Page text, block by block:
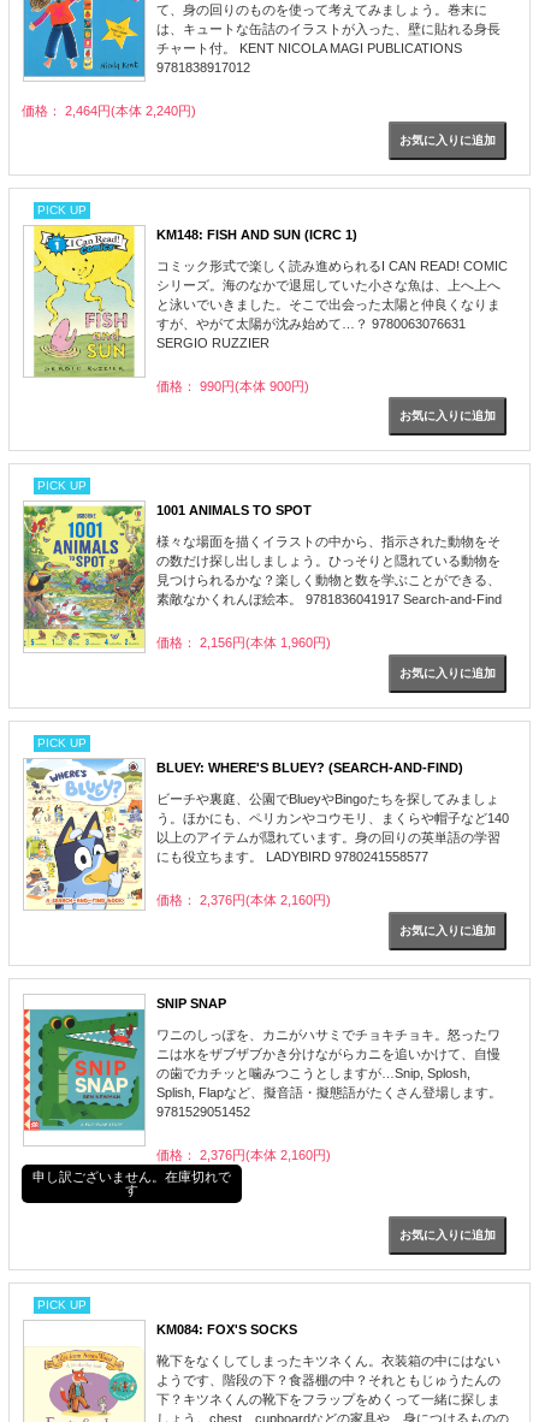
て、身の回りのものを使って考えてみましょう。巻末に
は、キュートな缶詰のイラストが入った、壁に貼れる身長
チャート付。 KENT NICOLA MAGI PUBLICATIONS
9781838917012
価格： 2,464円(本体 2,240円)
PICK UP
KM148: FISH AND SUN (ICRC 1)
コミック形式で楽しく読み進められるI CAN READ! COMIC
シリーズ。海のなかで退屈していた小さな魚は、上へ上へ
と泳いでいきました。そこで出会った太陽と仲良くなりま
すが、やがて太陽が沈み始めて…？ 9780063076631
SERGIO RUZZIER
価格： 990円(本体 900円)
PICK UP
1001 ANIMALS TO SPOT
様々な場面を描くイラストの中から、指示された動物をそ
の数だけ探し出しましょう。ひっそりと隠れている動物を
見つけられるかな？楽しく動物と数を学ぶことができる、
素敵なかくれんぼ絵本。 9781836041917 Search-and-Find
価格： 2,156円(本体 1,960円)
PICK UP
BLUEY: WHERE'S BLUEY? (SEARCH-AND-FIND)
ビーチや裏庭、公園でBlueyやBingoたちを探してみましょ
う。ほかにも、ペリカンやコウモリ、まくらや帽子など140
以上のアイテムが隠れています。身の回りの英単語の学習
にも役立ちます。 LADYBIRD 9780241558577
価格： 2,376円(本体 2,160円)
SNIP SNAP
ワニのしっぽを、カニがハサミでチョキチョキ。怒ったワ
ニは水をザブザブかき分けながらカニを追いかけて、自慢
の歯でカチッと噛みつこうとしますが…Snip, Splosh,
Splish, Flapなど、擬音語・擬態語がたくさん登場します。
9781529051452
価格： 2,376円(本体 2,160円)
申し訳ございません。在庫切れで
す
PICK UP
KM084: FOX'S SOCKS
靴下をなくしてしまったキツネくん。衣装箱の中にはない
ようです、階段の下？食器棚の中？それともじゅうたんの
下？キツネくんの靴下をフラップをめくって一緒に探しま
しょう。chest、cupboardなどの家具や、身につけるものの